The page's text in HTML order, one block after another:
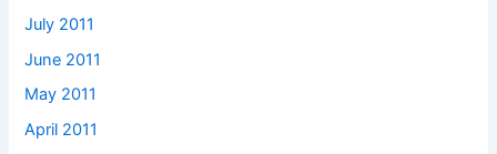
July 2011
June 2011
May 2011
April 2011